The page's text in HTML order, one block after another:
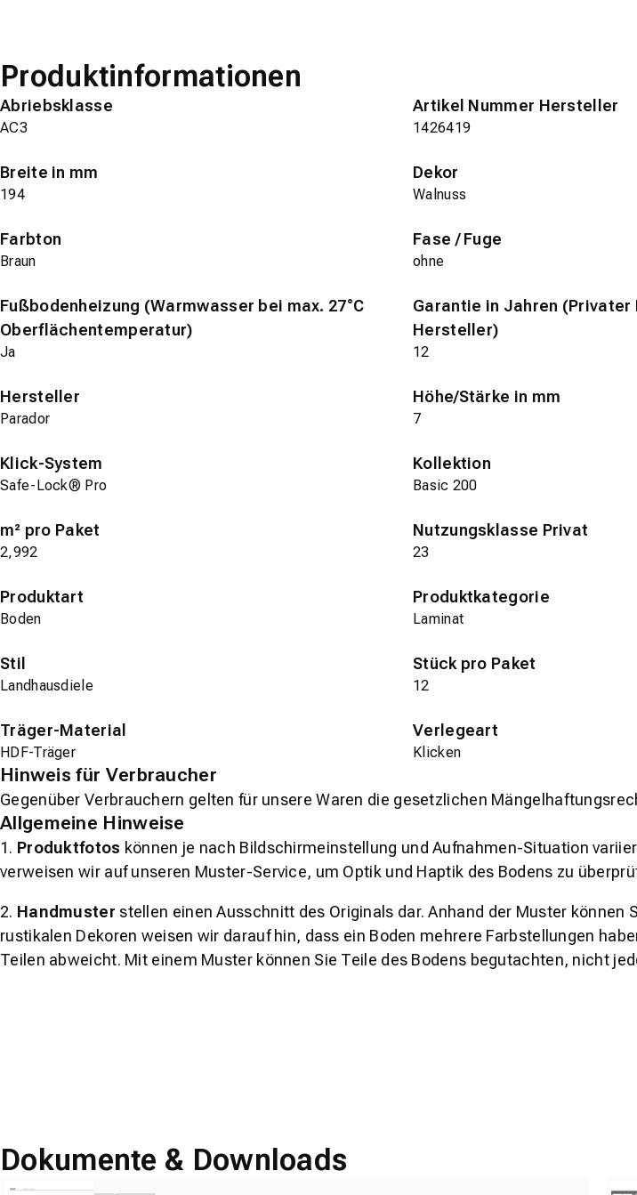
Produktinformationen
Abriebsklasse
AC3
Artikel Nummer Hersteller
1426419
Breite in mm
194
Dekor
Walnuss
Farbton
Braun
Fase / Fuge
ohne
Fußbodenheizung (Warmwasser bei max. 27°C
Oberflächentemperatur)
Ja
Garantie in Jahren (Privater
Hersteller)
12
Hersteller
Parador
Höhe/Stärke in mm
7
Klick-System
Safe-Lock® Pro
Kollektion
Basic 200
m² pro Paket
2,992
Nutzungsklasse Privat
23
Produktart
Boden
Produktkategorie
Laminat
Stil
Landhausdiele
Stück pro Paket
12
Träger-Material
HDF-Träger
Verlegeart
Klicken
Hinweis für Verbraucher
Gegenüber Verbrauchern gelten für unsere Waren die gesetzlichen
Allgemeine Hinweise
1. Produktfotos können je nach Bildschirmeinstellung und Aufnahmen-Situation
verweisen wir auf unseren Muster-Service, um Optik und Haptik des Bodens zu
2. Handmuster stellen einen Ausschnitt des Originals dar. Anhand der Muster
rustikalen Dekoren weisen wir darauf hin, dass ein Boden mehrere Farbstellungen
Teilen abweicht. Mit einem Muster können Sie Teile des Bodens begutachten, nicht
Dokumente & Downloads